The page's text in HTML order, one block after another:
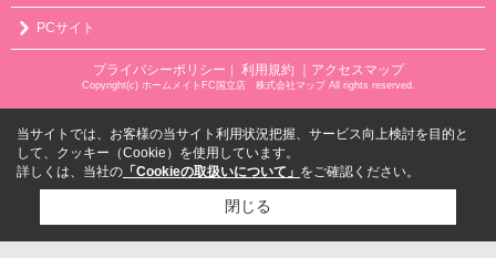
PCサイト
プライバシーポリシー ｜ 利用規約 ｜アクセスマップ
Copyright(c) ホームメイトFC国立店 株式会社マップ All rights reserved.
当サイトでは、お客様の当サイト利用状況把握、サービス向上検討を目的と
して、クッキー（Cookie）を使用しています。
詳しくは、当社の 「Cookieの取扱いについて」 をご確認ください。
閉じる